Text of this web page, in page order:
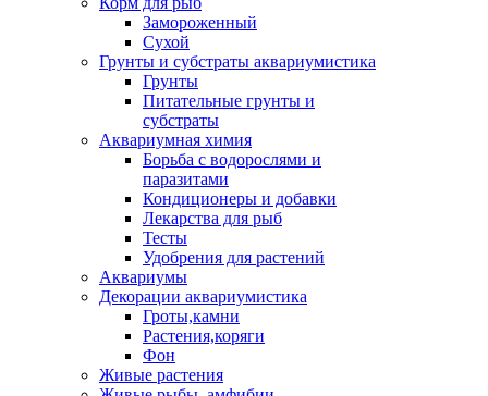
Замороженный
Сухой
Грунты и субстраты аквариумистика
Грунты
Питательные грунты и
субстраты
Аквариумная химия
Борьба с водорослями и
паразитами
Кондиционеры и добавки
Лекарства для рыб
Тесты
Удобрения для растений
Аквариумы
Декорации аквариумистика
Гроты,камни
Растения,коряги
Фон
Живые растения